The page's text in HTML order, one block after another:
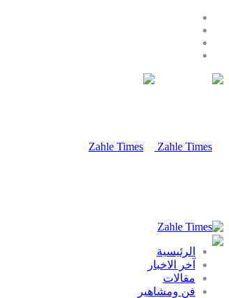
الرئيسية
آخر الاخبار
مقالات
فن ومشاهير